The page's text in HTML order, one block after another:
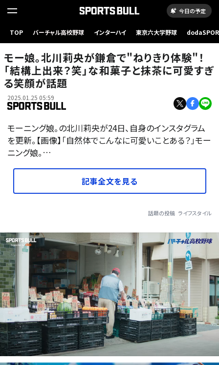
今日の予定
TOP バーチャル高校野球 インターハイ 東京六大学野球
モー娘。北川莉央が鎌倉で"ねりきり体験"！
「結構上出来？笑」な和菓子と抹茶に可愛すぎ
る笑顔が話題
2025.01.25 05:59
モーニング娘。の北川莉央が24日、自身のインスタグラム
を更新。【画像】「自然体でこんなに可愛いことある？」モー
ニング娘。…
記事全文を見る
話題の投稿 ライフスタイル